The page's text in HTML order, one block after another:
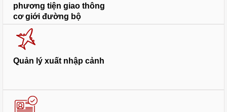
phương tiện giao thông
cơ giới đường bộ
Quản lý xuất nhập cảnh